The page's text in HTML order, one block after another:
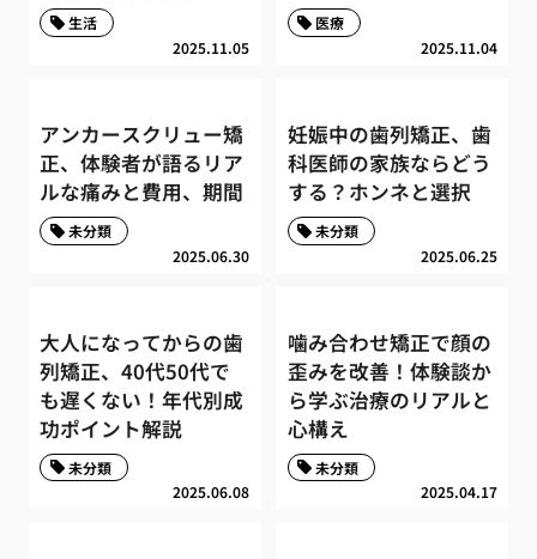
2025.11.05
生活
2025.11.04
医療
アンカースクリュー矯
正、体験者が語るリア
ルな痛みと費用、期間
2025.06.30
未分類
妊娠中の歯列矯正、歯
科医師の家族ならどう
する？ホンネと選択
2025.06.25
未分類
大人になってからの歯
列矯正、40代50代で
も遅くない！年代別成
功ポイント解説
2025.06.08
未分類
噛み合わせ矯正で顔の
歪みを改善！体験談か
ら学ぶ治療のリアルと
心構え
2025.04.17
未分類